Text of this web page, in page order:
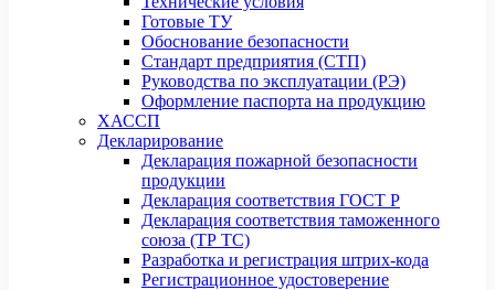
Готовые ТУ
Обоснование безопасности
Стандарт предприятия (СТП)
Руководства по эксплуатации (РЭ)
Оформление паспорта на продукцию
ХАССП
Декларирование
Декларация пожарной безопасности
продукции
Декларация соответствия ГОСТ Р
Декларация соответствия таможенного
союза (ТР ТС)
Разработка и регистрация штрих-кода
Регистрационное удостоверение